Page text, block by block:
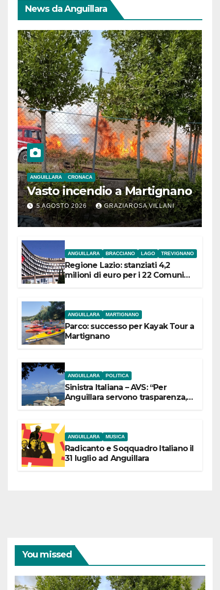
News da Anguillara
ANGUILLARA CRONACA
Vasto incendio a Martignano
5 AGOSTO 2026 GRAZIAROSA VILLANI
ANGUILLARA BRACCIANO LAGO TREVIGNANO
Regione Lazio: stanziati 4,2
milioni di euro per i 22 Comuni
ANGUILLARA MARTIGNANO
Parco: successo per Kayak Tour a
Martignano
ANGUILLARA POLITICA
Sinistra Italiana – AVS: “Per
Anguillara servono trasparenza,
ANGUILLARA MUSICA
Radicanto e Soqquadro Italiano il
31 luglio ad Anguillara
You missed